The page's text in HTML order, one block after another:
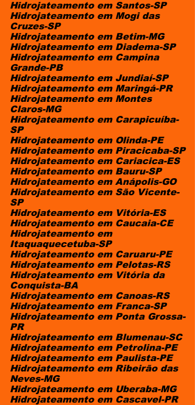
Hidrojateamento em Santos-SP
Hidrojateamento em Mogi das
Cruzes-SP
Hidrojateamento em Betim-MG
Hidrojateamento em Diadema-SP
Hidrojateamento em Campina
Grande-PB
Hidrojateamento em Jundiaí-SP
Hidrojateamento em Maringá-PR
Hidrojateamento em Montes
Claros-MG
Hidrojateamento em Carapicuíba-
SP
Hidrojateamento em Olinda-PE
Hidrojateamento em Piracicaba-SP
Hidrojateamento em Cariacica-ES
Hidrojateamento em Bauru-SP
Hidrojateamento em Anápolis-GO
Hidrojateamento em São Vicente-
SP
Hidrojateamento em Vitória-ES
Hidrojateamento em Caucaia-CE
Hidrojateamento em
Itaquaquecetuba-SP
Hidrojateamento em Caruaru-PE
Hidrojateamento em Pelotas-RS
Hidrojateamento em Vitória da
Conquista-BA
Hidrojateamento em Canoas-RS
Hidrojateamento em Franca-SP
Hidrojateamento em Ponta Grossa-
PR
Hidrojateamento em Blumenau-SC
Hidrojateamento em Petrolina-PE
Hidrojateamento em Paulista-PE
Hidrojateamento em Ribeirão das
Neves-MG
Hidrojateamento em Uberaba-MG
Hidrojateamento em Cascavel-PR